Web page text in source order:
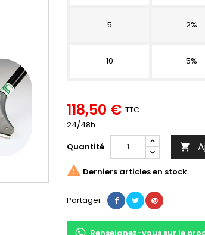
5 2%
10 5%
118,50 € TTC
24/48h
Quantité

 Derniers articles en stock
Partager